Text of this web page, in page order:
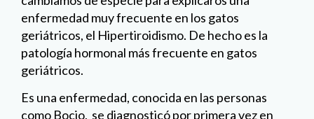
enfermedad muy frecuente en los gatos
geriátricos, el Hipertiroidismo. De hecho es la
patología hormonal más frecuente en gatos
geriátricos.
Es una enfermedad, conocida en las personas
como Bocio, se diagnosticó por primera vez en